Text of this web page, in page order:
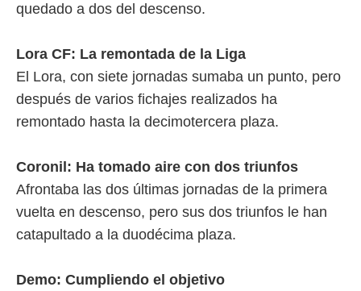
quedado a dos del descenso.
Lora CF: La remontada de la Liga
El Lora, con siete jornadas sumaba un punto, pero
después de varios fichajes realizados ha
remontado hasta la decimotercera plaza.
Coronil: Ha tomado aire con dos triunfos
Afrontaba las dos últimas jornadas de la primera
vuelta en descenso, pero sus dos triunfos le han
catapultado a la duodécima plaza.
Demo: Cumpliendo el objetivo